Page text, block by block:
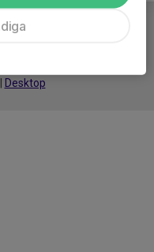
Desktop